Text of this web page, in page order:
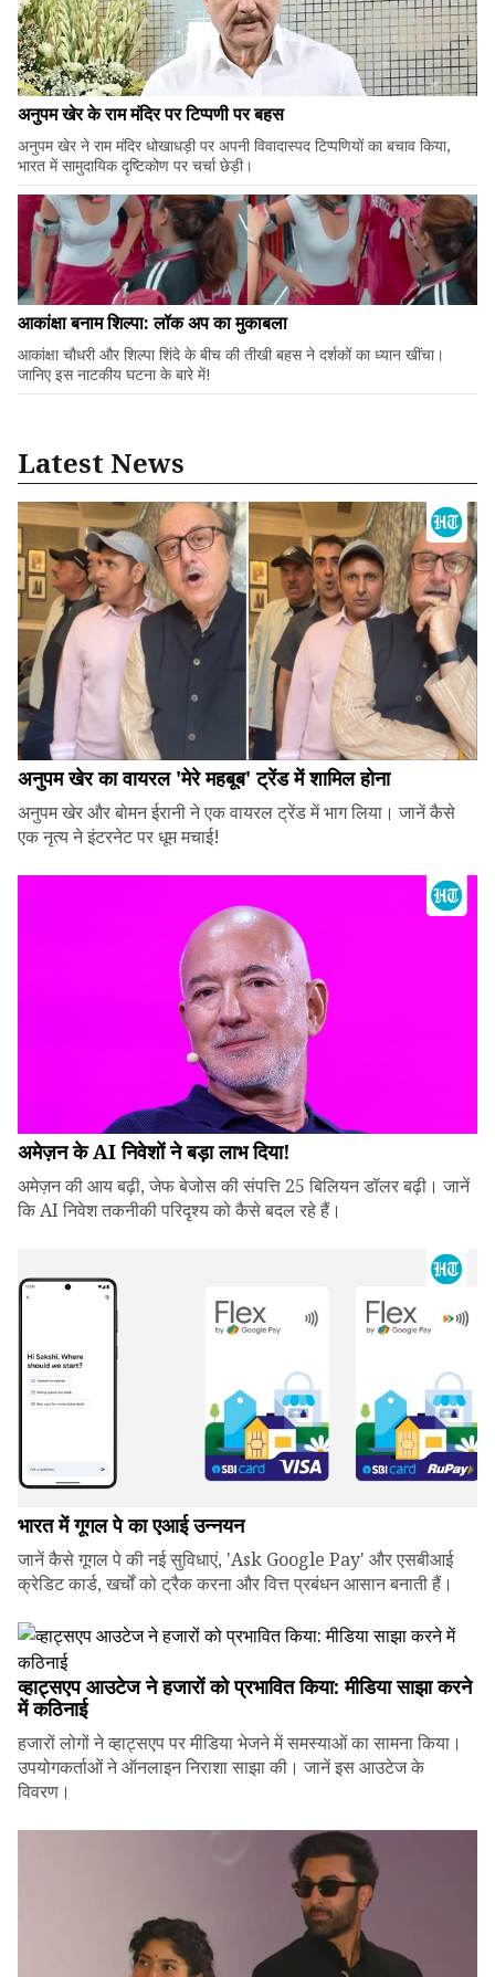
अनुपम खेर के राम मंदिर पर टिप्पणी पर बहस
अनुपम खेर ने राम मंदिर धोखाधड़ी पर अपनी विवादास्पद टिप्पणियों का बचाव किया,
भारत में सामुदायिक दृष्टिकोण पर चर्चा छेड़ी।
आकांक्षा बनाम शिल्पा: लॉक अप का मुकाबला
आकांक्षा चौधरी और शिल्पा शिंदे के बीच की तीखी बहस ने दर्शकों का ध्यान खींचा।
जानिए इस नाटकीय घटना के बारे में!
Latest News
अनुपम खेर का वायरल 'मेरे महबूब' ट्रेंड में शामिल होना
अनुपम खेर और बोमन ईरानी ने एक वायरल ट्रेंड में भाग लिया। जानें कैसे
एक नृत्य ने इंटरनेट पर धूम मचाई!
अमेज़न के AI निवेशों ने बड़ा लाभ दिया!
अमेज़न की आय बढ़ी, जेफ बेजोस की संपत्ति 25 बिलियन डॉलर बढ़ी। जानें
कि AI निवेश तकनीकी परिदृश्य को कैसे बदल रहे हैं।
भारत में गूगल पे का एआई उन्नयन
जानें कैसे गूगल पे की नई सुविधाएं, 'Ask Google Pay' और एसबीआई
क्रेडिट कार्ड, खर्चों को ट्रैक करना और वित्त प्रबंधन आसान बनाती हैं।
व्हाट्सएप आउटेज ने हजारों को प्रभावित किया: मीडिया साझा करने
में कठिनाई
हजारों लोगों ने व्हाट्सएप पर मीडिया भेजने में समस्याओं का सामना किया।
उपयोगकर्ताओं ने ऑनलाइन निराशा साझा की। जानें इस आउटेज के
विवरण।